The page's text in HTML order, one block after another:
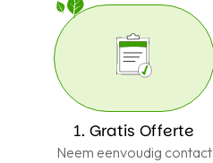
1. Gratis Offerte
Neem eenvoudig contact